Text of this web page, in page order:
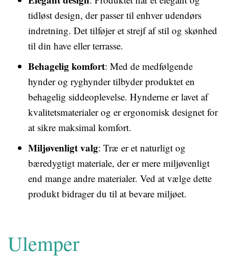
tidløst design, der passer til enhver udendørs
indretning. Det tilføjer et strejf af stil og skønhed
til din have eller terrasse.
Behagelig komfort: Med de medfølgende
hynder og ryghynder tilbyder produktet en
behagelig siddeoplevelse. Hynderne er lavet af
kvalitetsmaterialer og er ergonomisk designet for
at sikre maksimal komfort.
Miljøvenligt valg: Træ er et naturligt og
bæredygtigt materiale, der er mere miljøvenligt
end mange andre materialer. Ved at vælge dette
produkt bidrager du til at bevare miljøet.
Ulemper